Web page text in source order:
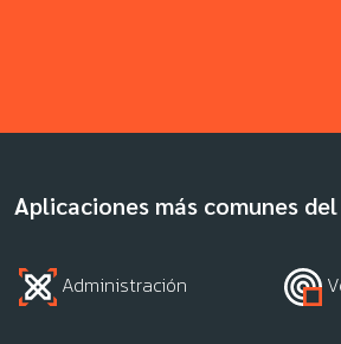
Aplicaciones más comunes
Administración